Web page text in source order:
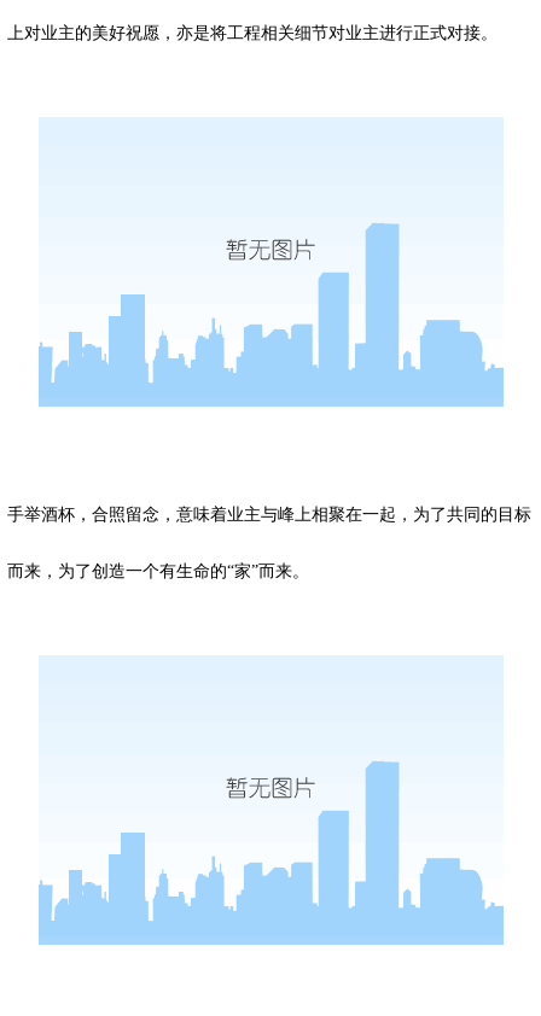
上对业主的美好祝愿，亦是将工程相关细节对业主进行正式对接。
手举酒杯，合照留念，意味着业主与峰上相聚在一起，为了共同的目标
而来，为了创造一个有生命的“家”而来。